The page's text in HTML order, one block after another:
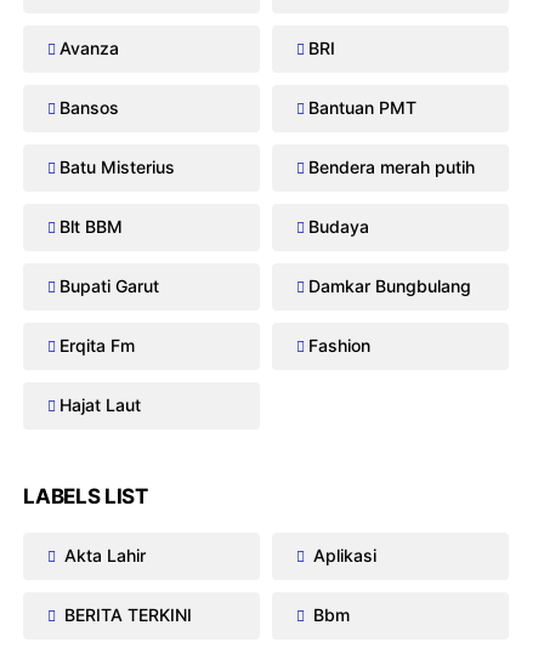
Avanza BRI
Bansos Bantuan PMT
Batu Misterius Bendera merah putih
Blt BBM Budaya
Bupati Garut Damkar Bungbulang
Erqita Fm Fashion
Hajat Laut
LABELS LIST
Akta Lahir Aplikasi
BERITA TERKINI Bbm